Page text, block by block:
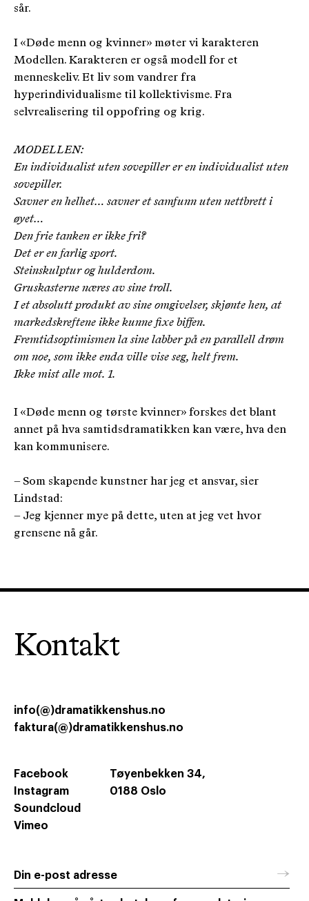
sår.
I «Døde menn og kvinner» møter vi karakteren
Modellen. Karakteren er også modell for et
menneskeliv. Et liv som vandrer fra
hyperindividualisme til kollektivisme. Fra
selvrealisering til oppofring og krig.
MODELLEN:
En individualist uten sovepiller er en individualist uten
sovepiller.
Savner en helhet… savner et samfunn uten nettbrett i
øyet…
Den frie tanken er ikke fri?
Det er en farlig sport.
Steinskulptur og hulderdom.
Gruskasterne næres av sine troll.
I et absolutt produkt av sine omgivelser, skjønte hen, at
markedskreftene ikke kunne fixe biffen.
Fremtidsoptimismen la sine labber på en parallell drøm
om noe, som ikke enda ville vise seg, helt frem.
Ikke mist alle mot. 1.
I «Døde menn og tørste kvinner» forskes det blant
annet på hva samtidsdramatikken kan være, hva den
kan kommunisere.
– Som skapende kunstner har jeg et ansvar, sier
Lindstad:
– Jeg kjenner mye på dette, uten at jeg vet hvor
grensene nå går.
Kontakt
Tøyenbekken 34,
0188 Oslo
info(@)dramatikkenshus.no
faktura(@)dramatikkenshus.no
Facebook
Instagram
Soundcloud
Vimeo
Din e-post adresse →